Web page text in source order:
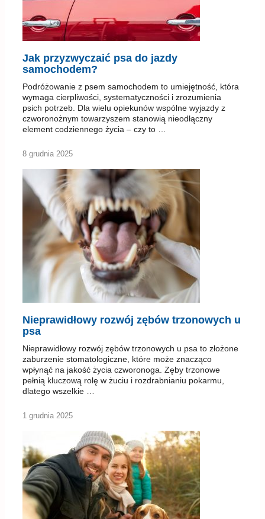
Jak przyzwyczaić psa do jazdy
samochodem?
Podróżowanie z psem samochodem to umiejętność, która
wymaga cierpliwości, systematyczności i zrozumienia
psich potrzeb. Dla wielu opiekunów wspólne wyjazdy z
czworonożnym towarzyszem stanowią nieodłączny
element codziennego życia – czy to …
8 grudnia 2025
Nieprawidłowy rozwój zębów trzonowych u
psa
Nieprawidłowy rozwój zębów trzonowych u psa to złożone
zaburzenie stomatologiczne, które może znacząco
wpłynąć na jakość życia czworonoga. Zęby trzonowe
pełnią kluczową rolę w żuciu i rozdrabnianiu pokarmu,
dlatego wszelkie …
1 grudnia 2025